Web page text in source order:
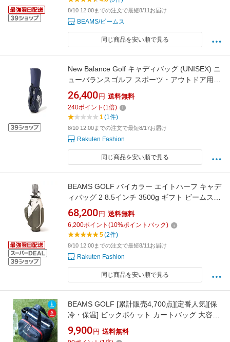
【送料無料】[Rakuten Fashion]
8/10 12:00までの注文で最短8/11お届け
BEAMS/ビームス
同じ商品を安い順で見る
New Balance Golf キャディバッグ (UNISEX) ニ
ューバランスゴルフ スポーツ・アウトドア用品
ゴルフグッズ ネイビー グレー カーキグリーン
ブラック ホワイト【送料無料】
26,400 円 送料無料
240ポイント (1倍)
1(1件)
8/10 12:00までの注文で最短8/17お届け
Rakuten Fashion
同じ商品を安い順で見る
BEAMS GOLF バイカラー エイトハーフ キャデ
ィバッグ 2 8.5インチ 3500g ギフト ビームス
ゴルフ スポーツ・アウトドア用品 ゴルフグッ
ズ【送料無料】
68,200 円 送料無料
6,200ポイント (10%ポイントバック)
5(2件)
8/10 12:00までの注文で最短8/11お届け
Rakuten Fashion
同じ商品を安い順で見る
BEAMS GOLF [累計販売4,700点][定番人気][保
冷・保温] ビックポケット カートバッグ 大容量
トートバッグ タウンユース 普段使い レジャー
ギフト ビームス ゴルフ スポーツ・アウトドア
9,900 円 送料無料